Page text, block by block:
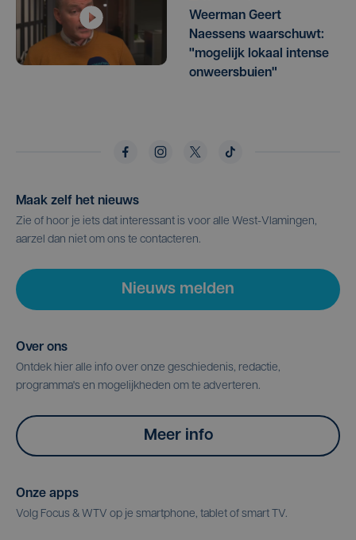
Weerman Geert
Naessens waarschuwt:
"mogelijk lokaal intense
onweersbuien"
Maak zelf het nieuws
Zie of hoor je iets dat interessant is voor alle West-Vlamingen,
aarzel dan niet om ons te contacteren.
Nieuws melden
Over ons
Ontdek hier alle info over onze geschiedenis, redactie,
programma's en mogelijkheden om te adverteren.
Meer info
Onze apps
Volg Focus & WTV op je smartphone, tablet of smart TV.